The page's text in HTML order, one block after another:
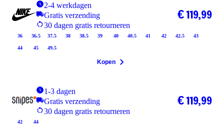
2-4 werkdagen
Gratis verzending
30 dagen gratis retourneren
36 36.5 37.5 38 38.5 39 40 40.5 41 42 42.5 43
44 45 49.5
€ 119,99
Kopen
1-3 dagen
Gratis verzending
30 dagen gratis retourneren
42 44
€ 119,99